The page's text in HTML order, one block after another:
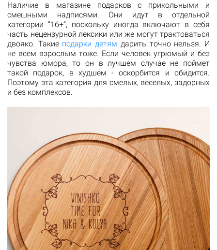
Наличие в магазине подарков с прикольными и
смешными надписями. Они идут в отдельной
категории “16+”, поскольку иногда включают в себя
часть нецензурной лексики или же могут трактоваться
двояко. Такие подарки детям дарить точно нельзя. И
не всем взрослым тоже. Если человек угрюмый и без
чувства юмора, то он в лучшем случае не поймет
такой подарок, в худшем - оскорбится и обидится.
Поэтому эта категория для смелых, веселых, задорных
и без комплексов.